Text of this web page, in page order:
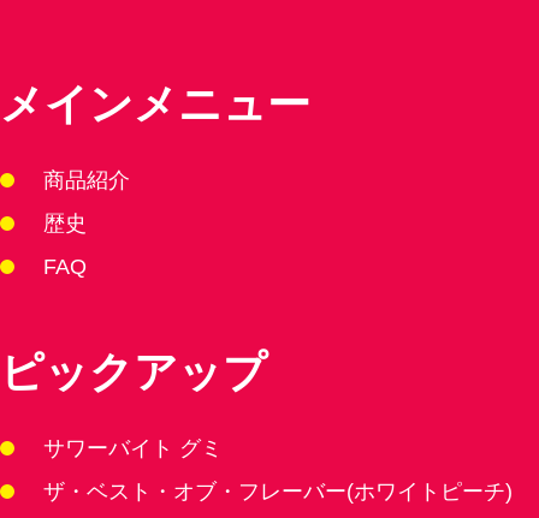
メインメニュー
商品紹介
歴史
FAQ
ピックアップ
サワーバイト グミ
ザ・ベスト・オブ・フレーバー(ホワイトピーチ)